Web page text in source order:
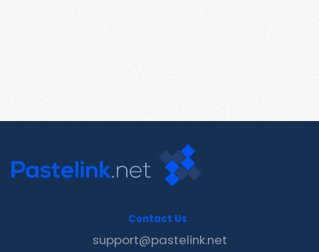
Contact Us
support@pastelink.net